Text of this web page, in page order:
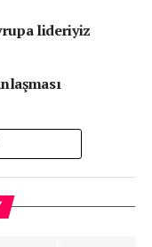
lideriyiz